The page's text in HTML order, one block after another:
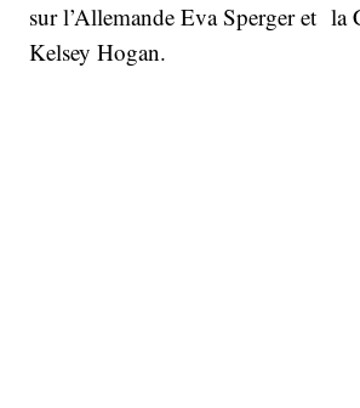
sur l’Allemande Eva Sperger et la
Kelsey Hogan.